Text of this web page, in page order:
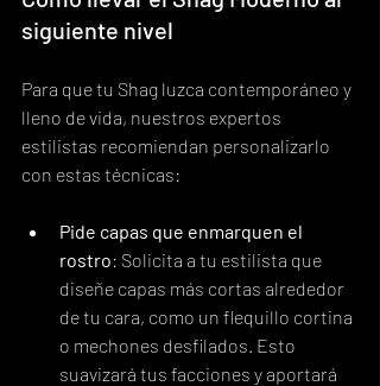
siguiente nivel
Para que tu Shag luzca contemporáneo y
lleno de vida, nuestros expertos
estilistas recomiendan personalizarlo
con estas técnicas:
Pide capas que enmarquen el
rostro: Solicita a tu estilista que
diseñe capas más cortas alrededor
de tu cara, como un flequillo cortina
o mechones desfilados. Esto
suavizará tus facciones y aportará